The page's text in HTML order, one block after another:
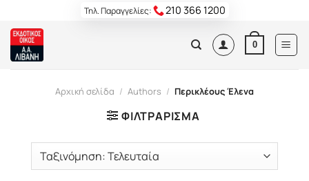
content
Τηλ. Παραγγελίες: 210 366 1200
0
Αρχική σελίδα / Authors / Περικλέους Έλενα
ΦΙΛΤΡΆΡΙΣΜΑ